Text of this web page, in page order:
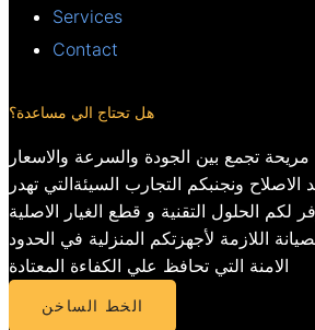
Services
Contact
هل تحتاج الي مساعدة؟
تجمع بين الجودة والسرعة والاسعار
ونجنبكم التجارب السيئةالتي تهدر
لكم الحلول التقنية و قطع الغيار الاصلية
اللازمة لأجهزتكم المنزلية في الحدود
الامنة التي تحافظ علي الكفاءة المعتادة
الخط الساخن